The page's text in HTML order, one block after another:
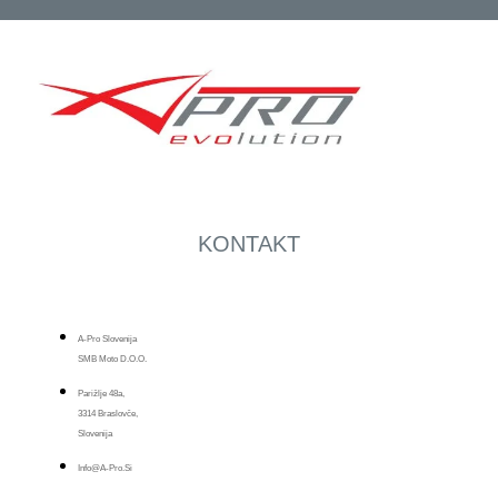
KONTAKT
A-Pro Slovenija
SMB Moto D.o.o.
Parižlje 48a,
3314 Braslovče,
Slovenija
Info@a-Pro.si